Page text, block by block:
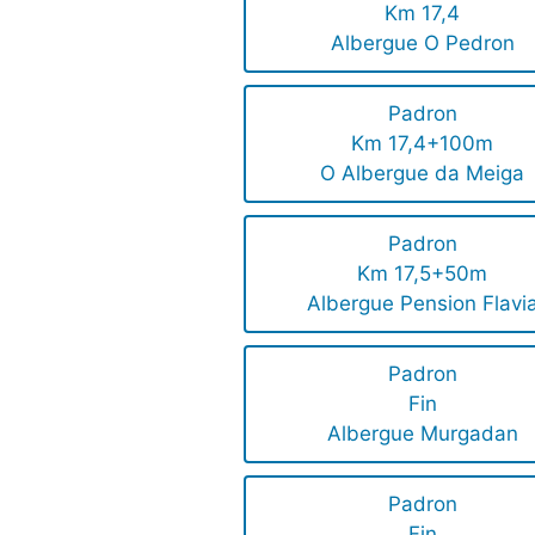
Km 17,4
Albergue O Pedron
Padron
Km 17,4+100m
O Albergue da Meiga
Padron
Km 17,5+50m
Albergue Pension
Padron
Fin
Albergue Murgadan
Padron